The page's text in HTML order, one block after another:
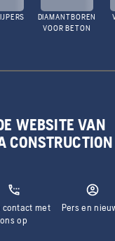
DIAMANTBOREN
VOOR BETON
WEBSITE VAN
CONSTRUCTION
contact met
ons op
Pers en